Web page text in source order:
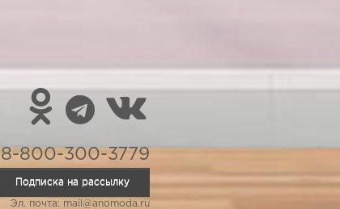
8-800-300-3779
Подписка на рассылку
Эл. почта: mail@anomoda.ru